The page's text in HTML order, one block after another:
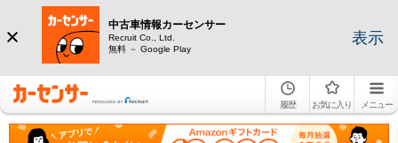
中古車情報カーセンサー
Recruit Co., Ltd.
無料 － Google Play
表示
履歴 お気に入り メニュー